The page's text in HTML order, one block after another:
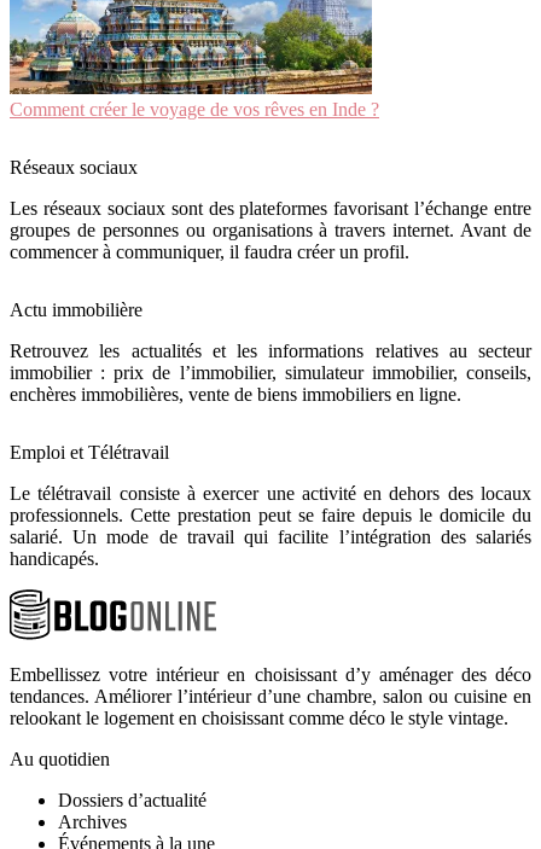
Comment créer le voyage de vos rêves en Inde ?
Réseaux sociaux
Les réseaux sociaux sont des plateformes favorisant l’échange entre
groupes de personnes ou organisations à travers internet. Avant de
commencer à communiquer, il faudra créer un profil.
Actu immobilière
Retrouvez les actualités et les informations relatives au secteur
immobilier : prix de l’immobilier, simulateur immobilier, conseils,
enchères immobilières, vente de biens immobiliers en ligne.
Emploi et Télétravail
Le télétravail consiste à exercer une activité en dehors des locaux
professionnels. Cette prestation peut se faire depuis le domicile du
salarié. Un mode de travail qui facilite l’intégration des salariés
handicapés.
Embellissez votre intérieur en choisissant d’y aménager des déco
tendances. Améliorer l’intérieur d’une chambre, salon ou cuisine en
relookant le logement en choisissant comme déco le style vintage.
Au quotidien
Dossiers d’actualité
Archives
Événements à la une